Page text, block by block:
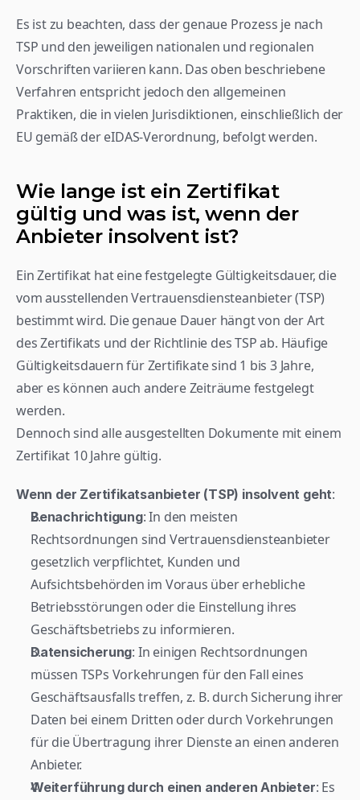
Es ist zu beachten, dass der genaue Prozess je nach
TSP und den jeweiligen nationalen und regionalen
Vorschriften variieren kann. Das oben beschriebene
Verfahren entspricht jedoch den allgemeinen
Praktiken, die in vielen Jurisdiktionen, einschließlich der
EU gemäß der eIDAS-Verordnung, befolgt werden.
Wie lange ist ein Zertifikat
gültig und was ist, wenn der
Anbieter insolvent ist?
Ein Zertifikat hat eine festgelegte Gültigkeitsdauer, die
vom ausstellenden Vertrauensdiensteanbieter (TSP)
bestimmt wird. Die genaue Dauer hängt von der Art
des Zertifikats und der Richtlinie des TSP ab. Häufige
Gültigkeitsdauern für Zertifikate sind 1 bis 3 Jahre,
aber es können auch andere Zeiträume festgelegt
werden.
Dennoch sind alle ausgestellten Dokumente mit einem
Zertifikat 10 Jahre gültig.
Wenn der Zertifikatsanbieter (TSP) insolvent geht:
Benachrichtigung: In den meisten
Rechtsordnungen sind Vertrauensdiensteanbieter
gesetzlich verpflichtet, Kunden und
Aufsichtsbehörden im Voraus über erhebliche
Betriebsstörungen oder die Einstellung ihres
Geschäftsbetriebs zu informieren.
Datensicherung: In einigen Rechtsordnungen
müssen TSPs Vorkehrungen für den Fall eines
Geschäftsausfalls treffen, z. B. durch Sicherung ihrer
Daten bei einem Dritten oder durch Vorkehrungen
für die Übertragung ihrer Dienste an einen anderen
Anbieter.
Weiterführung durch einen anderen Anbieter: Es